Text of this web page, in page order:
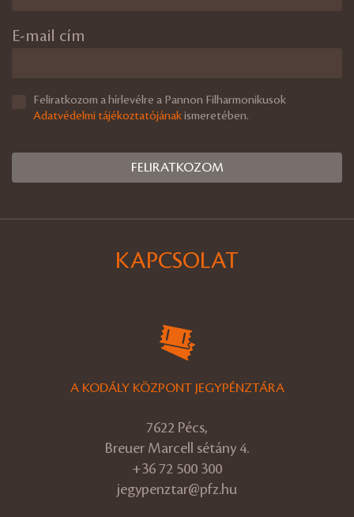
E-mail cím
Feliratkozom a hírlevélre a Pannon Filharmonikusok
Adatvédelmi tájékoztatójánakismeretében.
KAPCSOLAT
A KODÁLY KÖZPONT JEGYPÉNZTÁRA
7622 Pécs,
Breuer Marcell sétány 4.
+36 72 500 300
jegypenztar@pfz.hu